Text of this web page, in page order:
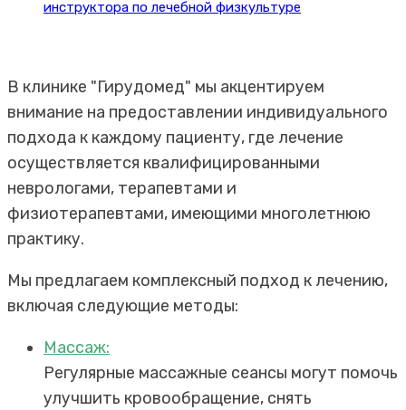
В клинике "Гирудомед" мы акцентируем
внимание на предоставлении индивидуального
подхода к каждому пациенту, где лечение
осуществляется квалифицированными
неврологами, терапевтами и
физиотерапевтами, имеющими многолетнюю
практику.
Мы предлагаем комплексный подход к лечению,
включая следующие методы:
Массаж:
Регулярные массажные сеансы могут помочь
улучшить кровообращение, снять